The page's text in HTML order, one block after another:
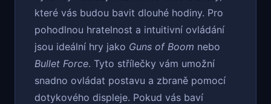
které vás budou bavit dlouhé hodiny. Pro
pohodlnou hratelnost a intuitivní ovládání
jsou ideální hry jako Guns of Boom nebo
Bullet Force. Tyto střílečky vám umožní
snadno ovládat postavu a zbraně pomocí
dotykového displeje. Pokud vás baví